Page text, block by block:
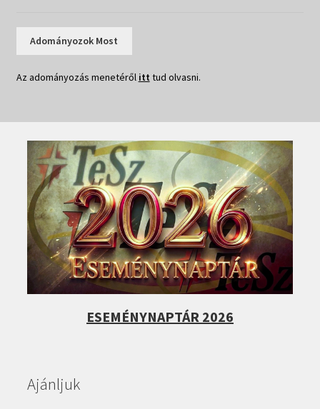
Adományozok Most
Az adományozás menetéről itt tud olvasni.
ESEMÉNYNAPTÁR 2026
Ajánljuk